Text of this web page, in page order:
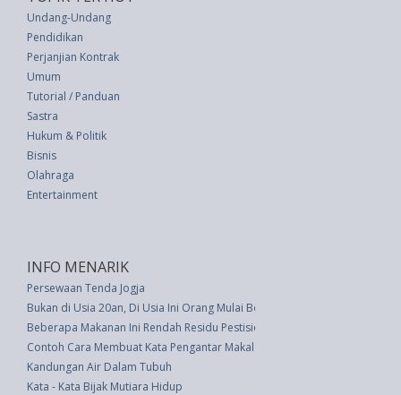
Undang-Undang
Pendidikan
Perjanjian Kontrak
Umum
Tutorial / Panduan
Sastra
Hukum & Politik
Bisnis
Olahraga
Entertainment
INFO MENARIK
Persewaan Tenda Jogja
Bukan di Usia 20an, Di Usia Ini Orang Mulai Boros Pengeluaran
Beberapa Makanan Ini Rendah Residu Pestisida
Contoh Cara Membuat Kata Pengantar Makalah Yang Baik
Kandungan Air Dalam Tubuh
Kata - Kata Bijak Mutiara Hidup